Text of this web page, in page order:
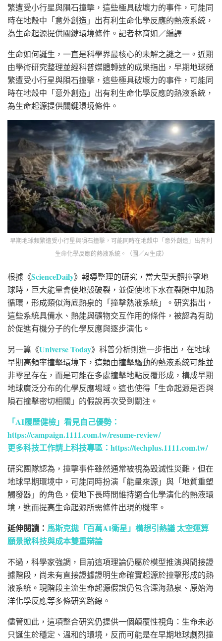
繁遭受小行星與隕石撞擊，這些極具破壞力的事件，可能同
時在地殼中「意外創造」出有利生命化學反應的熱液系統，
為生命起源提供關鍵環境條件。 記者林育如／編譯
生命如何誕生，一直是科學界最核心的未解之謎之一。近期
由學術研究整理並經科普媒體轉述的成果指出，早期地球頻
繁遭受小行星與隕石撞擊，這些極具破壞力的事件，可能同
時在地殼中「意外創造」出有利生命化學反應的熱液系統，
為生命起源提供關鍵環境條件。
早期地球頻繁遭受小行星與隕石撞擊，可能同時在地殼中「意外創造」出有利
生命化學反應的熱液系統。（圖／AI生成）
根據《ScienceDaily》報導整理的研究，當大型天體撞擊地
球時，巨大能量會使地殼破裂，並促使地下水在裂隙中加熱
循環，形成類似海底熱泉的「撞擊熱液系統」。研究指出，
這些系統具備水、熱能與礦物交互作用的條件，被認為有助
於促進有機分子的化學反應與逐步演化。
另一篇《Universe Today》科普分析則進一步指出，在地球
早期高頻率撞擊環境下，這類由撞擊驅動的熱液系統可能並
非零星存在，而是可能在多處撞擊地點反覆形成，構成早期
地球廣泛分布的化學反應場域。這也使得「生命起源是否與
隕石撞擊密切相關」的假說再次受到關注。
「AI履歷健檢」看見自己優勢：
https://campaign.1111.com.tw/resume-review/
更多科技工作請上科技專區： https://techplus.1111.com.tw/
研究團隊認為，撞擊事件雖然通常被視為毀滅性災難，但在
地球早期環境中，可能同時扮演「能量來源」與「地質重塑
觸發器」的角色，使地下長時間維持適合化學演化的熱液環
境，進而提高生命起源所需條件出現的機率。
延伸閱讀： 馬斯克拋「百萬AI衛星」構想引熱議 太空運算
願景掀科技與成本雙重辯論
不過，科學家強調，目前這項理論仍屬於模型推演與間接證
據階段，尚未有直接證據證明生命確實起源於撞擊形成的熱
液系統。現階段主流生命起源假說仍包含深海熱泉、原始海
洋化學反應等多條研究路線。
儘管如此，這項整合研究仍提供一個顛覆性視角：生命未必
只誕生於穩定、溫和的環境，反而可能是在早期地球劇烈撞